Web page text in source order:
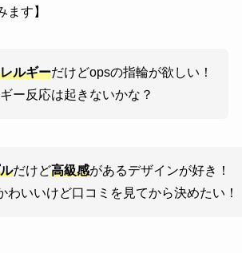
ます】
ルギーだけどopsの指輪が欲しい！
ー反応は起きないかな？
だけど高級感があるデザインが好き！
わいいけど口コミを見てから決めたい！